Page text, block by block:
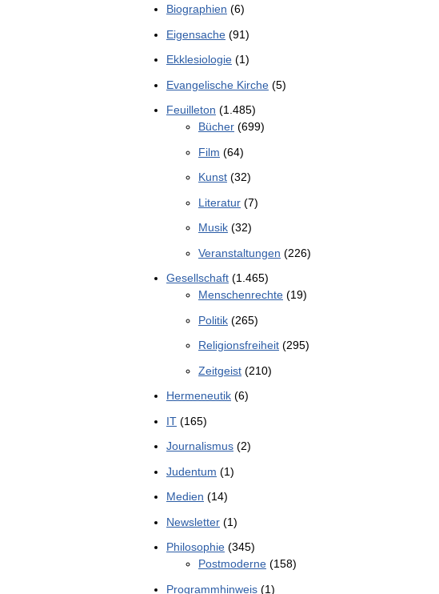
Biographien (6)
Eigensache (91)
Ekklesiologie (1)
Evangelische Kirche (5)
Feuilleton (1.485)
Bücher (699)
Film (64)
Kunst (32)
Literatur (7)
Musik (32)
Veranstaltungen (226)
Gesellschaft (1.465)
Menschenrechte (19)
Politik (265)
Religionsfreiheit (295)
Zeitgeist (210)
Hermeneutik (6)
IT (165)
Journalismus (2)
Judentum (1)
Medien (14)
Newsletter (1)
Philosophie (345)
Postmoderne (158)
Programmhinweis (1)